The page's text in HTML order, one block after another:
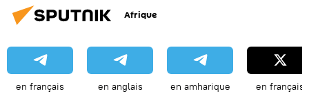
Afrique
en français en anglais en amharique en français